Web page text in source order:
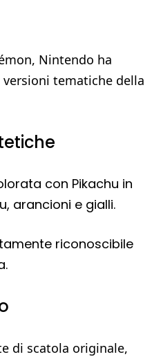
Nintendo ha
tematiche della
con Pikachu in
arancioni e gialli.
riconoscibile
di scatola originale,